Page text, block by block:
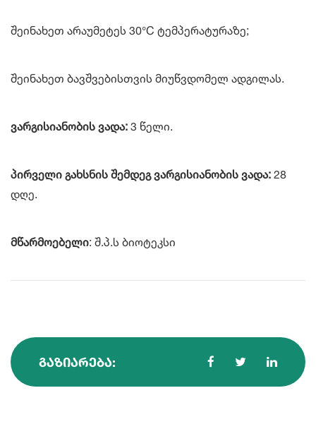
შეინახეთ არაუმეტეს 30°C ტემპერატურაზე;
შეინახეთ ბავშვებისთვის მიუწვდომელ ადგილას.
ვარგისიანობის ვადა: 3 წელი.
პირველი გახსნის შემდეგ ვარგისიანობის ვადა: 28
დღე.
მწარმოებელი: შ.პ.ს ბიოტეკსი
ᲒᲐᲖᲘᲐᲠᲔᲑᲐ: